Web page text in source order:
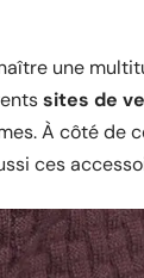
une
sites de
À côté de
ces